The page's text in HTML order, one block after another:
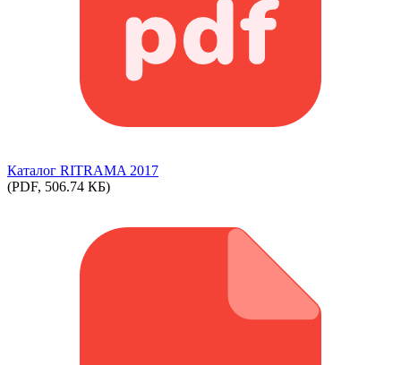
Каталог RITRAMA 2017
(PDF, 506.74 КБ)